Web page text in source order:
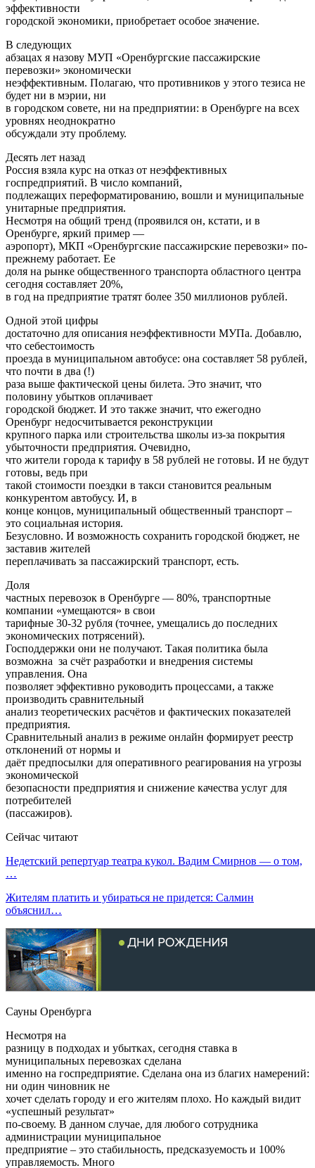
эффективности
городской экономики, приобретает особое значение.
В следующих
абзацах я назову МУП «Оренбургские пассажирские
перевозки» экономически
неэффективным. Полагаю, что противников у этого тезиса не
будет ни в мэрии, ни
в городском совете, ни на предприятии: в Оренбурге на всех
уровнях неоднократно
обсуждали эту проблему.
Десять лет назад
Россия взяла курс на отказ от неэффективных
госпредприятий. В число компаний,
подлежащих переформатированию, вошли и муниципальные
унитарные предприятия.
Несмотря на общий тренд (проявился он, кстати, и в
Оренбурге, яркий пример —
аэропорт), МКП «Оренбургские пассажирские перевозки» по-
прежнему работает. Ее
доля на рынке общественного транспорта областного центра
сегодня составляет 20%,
в год на предприятие тратят более 350 миллионов рублей.
Одной этой цифры
достаточно для описания неэффективности МУПа. Добавлю,
что себестоимость
проезда в муниципальном автобусе: она составляет 58 рублей,
что почти в два (!)
раза выше фактической цены билета. Это значит, что
половину убытков оплачивает
городской бюджет. И это также значит, что ежегодно
Оренбург недосчитывается реконструкции
крупного парка или строительства школы из-за покрытия
убыточности предприятия. Очевидно,
что жители города к тарифу в 58 рублей не готовы. И не будут
готовы, ведь при
такой стоимости поездки в такси становится реальным
конкурентом автобусу. И, в
конце концов, муниципальный общественный транспорт –
это социальная история.
Безусловно. И возможность сохранить городской бюджет, не
заставив жителей
переплачивать за пассажирский транспорт, есть.
Доля
частных перевозок в Оренбурге — 80%, транспортные
компании «умещаются» в свои
тарифные 30-32 рубля (точнее, умещались до последних
экономических потрясений).
Господдержки они не получают. Такая политика была
возможна за счёт разработки и внедрения системы
управления. Она
позволяет эффективно руководить процессами, а также
производить сравнительный
анализ теоретических расчётов и фактических показателей
предприятия.
Сравнительный анализ в режиме онлайн формирует реестр
отклонений от нормы и
даёт предпосылки для оперативного реагирования на угрозы
экономической
безопасности предприятия и снижение качества услуг для
потребителей
(пассажиров).
Сейчас читают
Недетский репертуар театра кукол. Вадим Смирнов — о том,
…
Жителям платить и убираться не придется: Салмин
объяснил…
Сауны Оренбурга
Несмотря на
разницу в подходах и убытках, сегодня ставка в
муниципальных перевозках сделана
именно на госпредприятие. Сделана она из благих намерений:
ни один чиновник не
хочет сделать городу и его жителям плохо. Но каждый видит
«успешный результат»
по-своему. В данном случае, для любого сотрудника
администрации муниципальное
предприятие – это стабильность, предсказуемость и 100%
управляемость. Много